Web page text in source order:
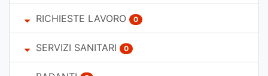
RICHIESTE LAVORO 0
SERVIZI SANITARI 0